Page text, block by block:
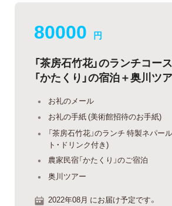
80000 円
「茶房石竹花」のランチコー
「かたくり」の宿泊＋奥川ツ
お礼のメール
お礼の手紙 (美術館招待のお手紙)
「茶房石竹花」のランチ 特製ネパー
ト・ドリンク付き)
農家民宿「かたくり」のご宿泊
奥川ツアー
2022年08月 にお届け予定です。